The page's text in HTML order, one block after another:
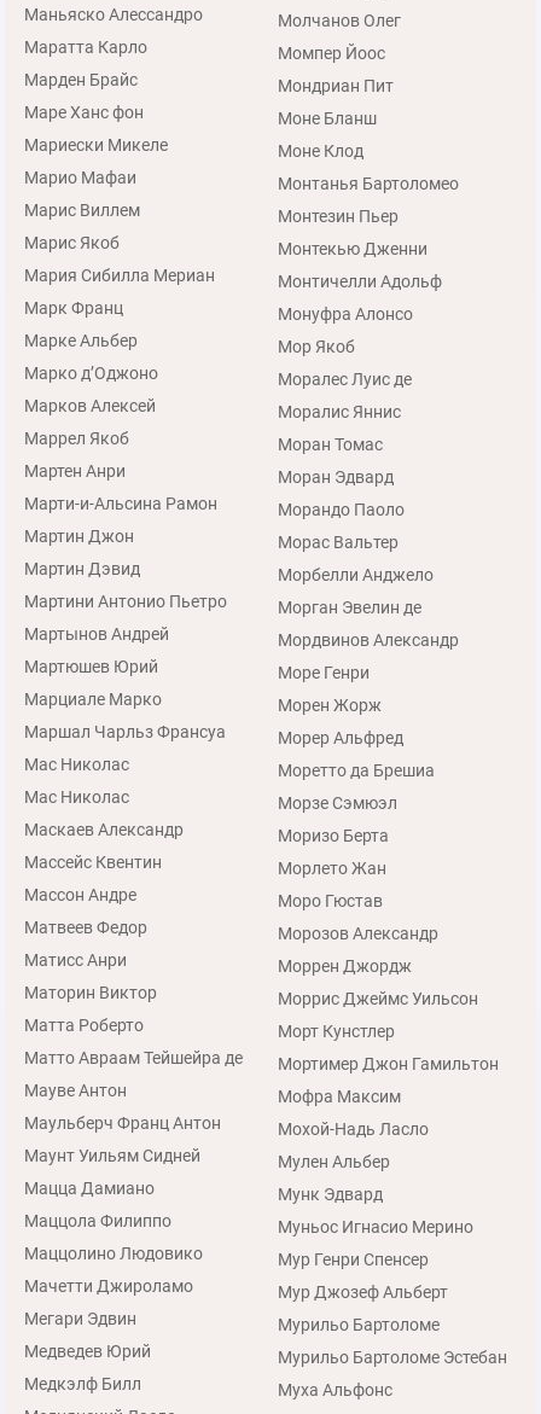
Маньяско Алессандро
Маратта Карло
Марден Брайс
Маре Ханс фон
Мариески Микеле
Марио Мафаи
Марис Виллем
Марис Якоб
Мария Сибилла Мериан
Марк Франц
Марке Альбер
Марко д’Оджоно
Марков Алексей
Маррел Якоб
Мартен Анри
Марти-и-Альсина Рамон
Мартин Джон
Мартин Дэвид
Мартини Антонио Пьетро
Мартынов Андрей
Мартюшев Юрий
Марциале Марко
Маршал Чарльз Франсуа
Мас Николас
Мас Николас
Маскаев Александр
Массейс Квентин
Массон Андре
Матвеев Федор
Матисс Анри
Маторин Виктор
Матта Роберто
Матто Авраам Тейшейра де
Мауве Антон
Маульберч Франц Антон
Маунт Уильям Сидней
Мацца Дамиано
Маццола Филиппо
Маццолино Людовико
Мачетти Джироламо
Мегари Эдвин
Медведев Юрий
Медкэлф Билл
Молчанов Олег
Момпер Йоос
Мондриан Пит
Моне Бланш
Моне Клод
Монтанья Бартоломео
Монтезин Пьер
Монтекью Дженни
Монтичелли Адольф
Монуфра Алонсо
Мор Якоб
Моралес Луис де
Моралис Яннис
Моран Томас
Моран Эдвард
Морандо Паоло
Морас Вальтер
Морбелли Анджело
Морган Эвелин де
Мордвинов Александр
Море Генри
Морен Жорж
Морер Альфред
Моретто да Брешиа
Морзе Сэмюэл
Моризо Берта
Морлето Жан
Моро Гюстав
Морозов Александр
Моррен Джордж
Моррис Джеймс Уильсон
Морт Кунстлер
Мортимер Джон Гамильтон
Мофра Максим
Мохой-Надь Ласло
Мулен Альбер
Мунк Эдвард
Муньос Игнасио Мерино
Мур Генри Спенсер
Мур Джозеф Альберт
Мурильо Бартоломе
Мурильо Бартоломе Эстебан
Муха Альфонс